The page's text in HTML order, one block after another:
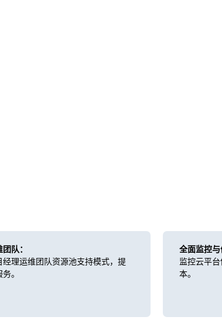
队：
经理运维团队资源池支持模式，提
。
全面监控与
监控云平
本。